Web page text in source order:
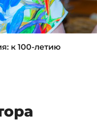
к 100-летию